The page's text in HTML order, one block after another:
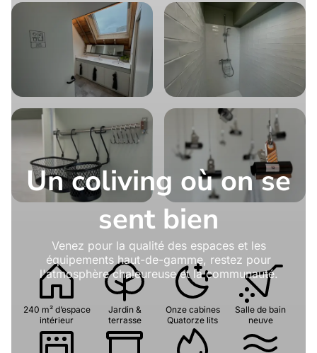
Un coliving où on se
sent bien
Venez pour la qualité des espaces et les
équipements haut-de-gamme, restez pour
l'atmosphère chaleureuse et la communauté.
240 m² d’espace
intérieur
Jardin &
terrasse
Onze cabines
Quatorze lits
Salle de bain
neuve